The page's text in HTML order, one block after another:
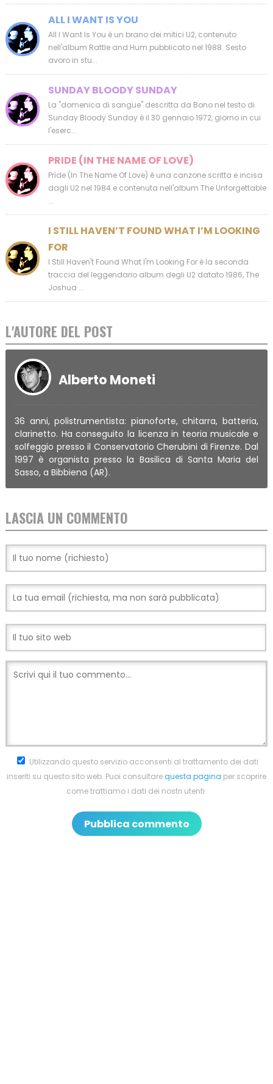
ALL I WANT IS YOU
All I Want Is You è un brano dei mitici U2, contenuto
nell'album Rattle and Hum pubblicato nel 1988. Sesto
avoro in stu...
SUNDAY BLOODY SUNDAY
La "domenica di sangue" descritta da Bono nel testo di
Sunday Bloody Sunday è il 30 gennaio 1972, giorno in cui
l'eserc...
PRIDE (IN THE NAME OF LOVE)
Pride (In The Name Of Love) è una canzone scritta e incisa
dagli U2 nel 1984 e contenuta nell'album The Unforgettable
...
I STILL HAVEN’T FOUND WHAT I’M LOOKING
FOR
I Still Haven't Found What I'm Looking For è la seconda
traccia del leggendario album degli U2 datato 1986, The
Joshua ...
L'AUTORE DEL POST
Alberto Moneti
36 anni, polistrumentista: pianoforte, chitarra, batteria,
clarinetto. Ha conseguito la licenza in teoria musicale e
solfeggio presso il Conservatorio Cherubini di Firenze. Dal
1997 è organista presso la Basilica di Santa Maria del
Sasso, a Bibbiena (AR).
LASCIA UN COMMENTO
Utilizzando questo servizio acconsenti al trattamento dei dati
inseriti su questo sito web. Puoi consultarequesta pagina per scoprire
come trattiamo i dati dei nostri utenti.